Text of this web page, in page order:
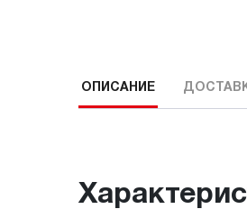
ОПИСАНИЕ